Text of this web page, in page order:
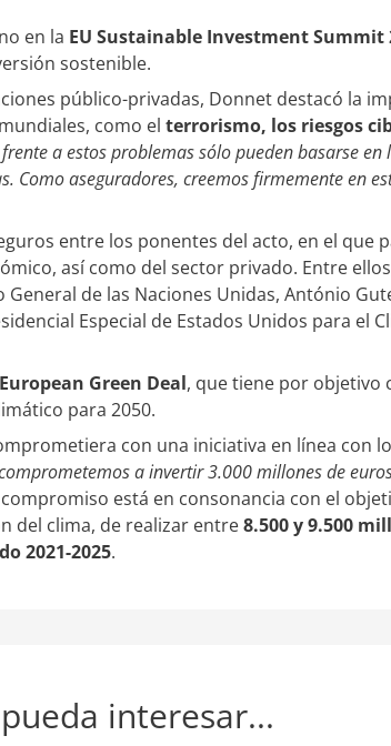
en la EU Sustainable Investment Summit
sostenible.
público-privadas, Donnet destacó la
como el terrorismo, los riesgos
a estos problemas sólo pueden basarse
Como aseguradores, creemos firmemente en
entre los ponentes del acto, en el que
así como del sector privado. Entre
de las Naciones Unidas, António
Especial de Estados Unidos para el
European Green Deal, que tiene por objetivo
para 2050.
con una iniciativa en línea con
a invertir 3.000 millones de
está en consonancia con el
del clima, de realizar entre8.500 y 9.500
2021-2025.
interesar...